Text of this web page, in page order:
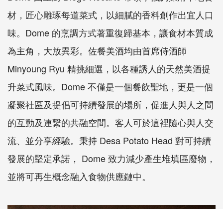
材，匠心雕琢每道菜式，以細膩的香料創作出宜人口
味。Dome 的烹調方式著重復歸基本，讓食材本質成
為主角，大放異彩。佐餐美酒均由首席侍酒師
Minyoung Ryu 精挑細選，以各種誘人的天然美酒提
升菜式風味。Dome 不僅是一個餐飲聖地，更是一個
凝聚社區及提倡可持續發展的場所，促進人與人之間
的互動及連繫的共融空間。客人可於這裡隨心與人交
流、並分享經驗。秉持 Desa Potato Head 對可持續
發展的堅定承諾， Dome 致力減少產生堆填區廢物，
並將可再生概念融入食物供應鏈中。